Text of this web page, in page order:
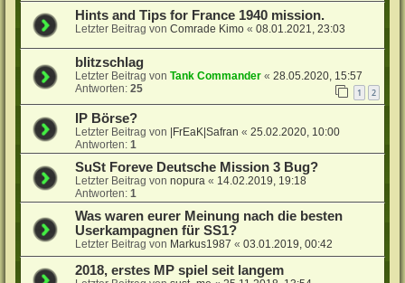
Hints and Tips for France 1940 mission.
Letzter Beitrag vonComrade Kimo «08.01.2021, 23:03
blitzschlag
Letzter Beitrag vonTank Commander «28.05.2020, 15:57
Antworten:25 1 2
IP Börse?
Letzter Beitrag von |FrEaK|Safran «25.02.2020, 10:00
Antworten:1
SuSt Foreve Deutsche Mission 3 Bug?
Letzter Beitrag vonnopura « 14.02.2019, 19:18
Antworten:1
Was waren eurer Meinung nach die besten
Userkampagnen für SS1?
Letzter Beitrag von Markus1987 «03.01.2019, 00:42
2018, erstes MP spiel seit langem